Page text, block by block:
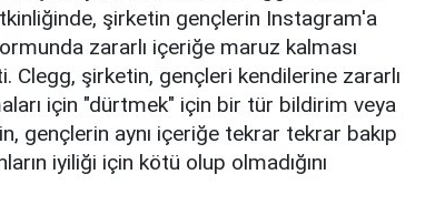
şirketin gençlerin Instagram'a
zararlı içeriğe maruz kalması
şirketin, gençleri kendilerine zararlı
için "dürtmek" için bir tür bildirim veya
gençlerin aynı içeriğe tekrar tekrar bakıp
iyiliği için kötü olup olmadığını